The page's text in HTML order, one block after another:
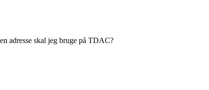
adresse skal jeg bruge på TDAC?